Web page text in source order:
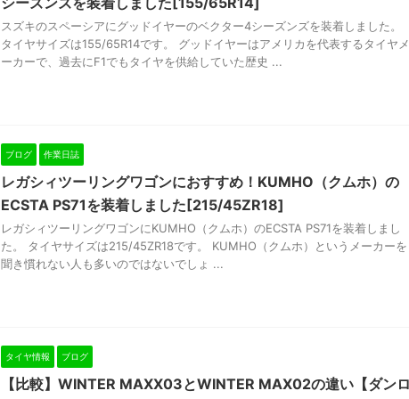
スズキのスペーシアにグッドイヤーのベクター4シーズンズを装着しました。
タイヤサイズは155/65R14です。 グッドイヤーはアメリカを代表するタイヤメ
ーカーで、過去にF1でもタイヤを供給していた歴史 ...
ブログ 作業日誌
レガシィツーリングワゴンにおすすめ！KUMHO（クムホ）の
ECSTA PS71を装着しました[215/45ZR18]
レガシィツーリングワゴンにKUMHO（クムホ）のECSTA PS71を装着しまし
た。 タイヤサイズは215/45ZR18です。 KUMHO（クムホ）というメーカーを
聞き慣れない人も多いのではないでしょ ...
タイヤ情報 ブログ
【比較】WINTER MAXX03とWINTER MAX02の違い【ダン